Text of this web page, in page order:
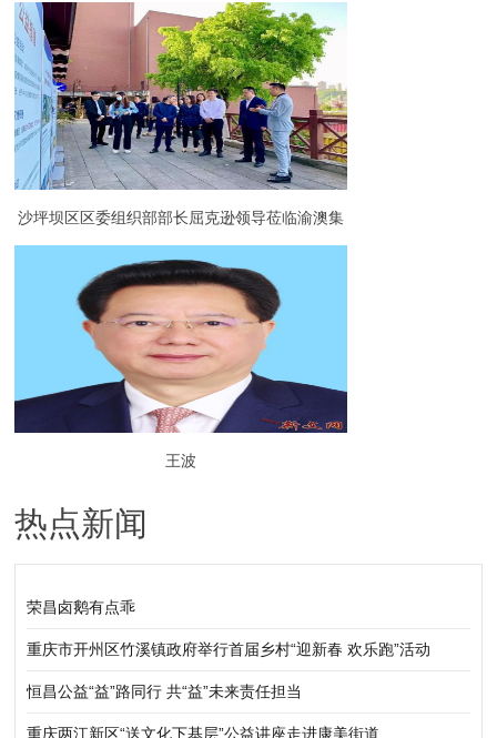
沙坪坝区区委组织部部长屈克逊领导莅临渝澳集
团调研指导园区党建工作
王波
热点新闻
荣昌卤鹅有点乖
重庆市开州区竹溪镇政府举行首届乡村“迎新春 欢乐跑”活动
恒昌公益“益”路同行 共“益”未来责任担当
重庆两江新区“送文化下基层”公益讲座走进康美街道